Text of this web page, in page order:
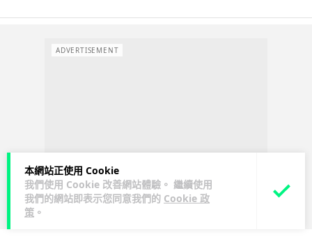
本網站正使用 Cookie
我們使用 Cookie 改善網站體驗。 繼續使用
我們的網站即表示您同意我們的 Cookie 政
策 。
ADVERTISEMENT